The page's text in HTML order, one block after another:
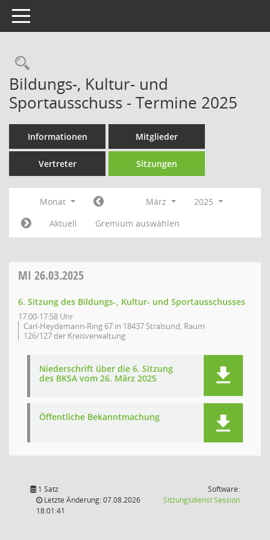
Toggle navigation
Rechercheauswahl
Bildungs-, Kultur- und
Sportausschuss - Termine 2025
Informationen Mitglieder
Vertreter Sitzungen
Monat März
2025
Aktuell
Gremium auswählen
MI 26.03.2025
6. Sitzung des Bildungs-, Kultur- und Sportausschusses
17:00-17:58 Uhr
Carl-Heydemann-Ring 67 in 18437 Stralsund, Raum
126/127 der Kreisverwaltung
Niederschrift über die 6. Sitzung
des BKSA vom 26. März 2025
Öffentliche Bekanntmachung
1 Satz
Letzte Änderung: 07.08.2026
18:01:41
Software:
SitzungsdienstSession(Wird in